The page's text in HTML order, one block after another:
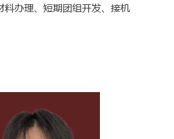
料办理、短期团组开发、接机